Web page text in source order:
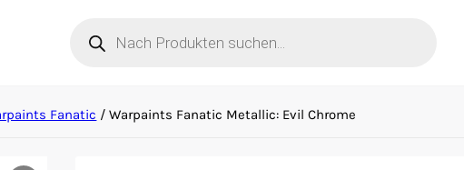
search
Fanatic / Warpaints Fanatic Metallic: Evil Chrome